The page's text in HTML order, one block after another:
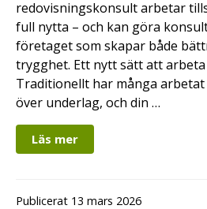
redovisningskonsult arbetar
full nytta – och kan göra
företaget som skapar både
trygghet. Ett nytt sätt att
Traditionellt har många
över underlag, och din …
Läs mer
Publicerat 13 mars 2026